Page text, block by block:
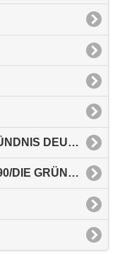
Minne, Andre Folkert (MdBB) (BÜNDNIS DEUTSCHLAND)
Saxe, Ralph (MdBB) (BÜNDNIS 90/DIE GRÜNEN)